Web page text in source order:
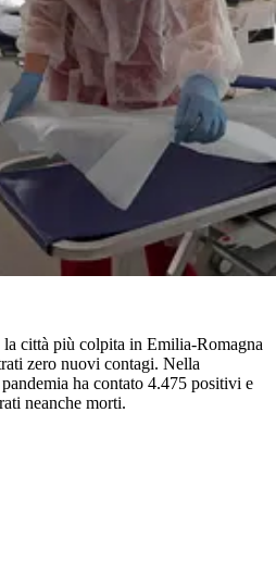
la città più colpita in Emilia-Romagna
zero nuovi contagi. Nella
ha contato 4.475 positivi e
neanche morti.